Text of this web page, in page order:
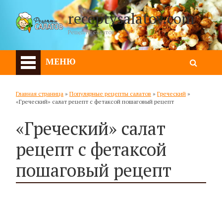
receptysalatov.com
Рецепты салатов
МЕНЮ
Главная страница » Популярные рецепты салатов » Греческий »
«Греческий» салат рецепт с фетаксой пошаговый рецепт
«Греческий» салат
рецепт с фетаксой
пошаговый рецепт